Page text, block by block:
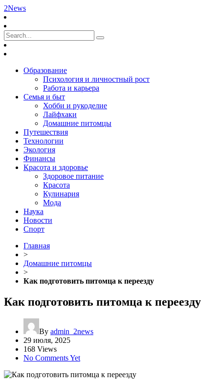
2News
Образование
Психология и личностный рост
Работа и карьера
Семья и быт
Хобби и рукоделие
Лайфхаки
Домашние питомцы
Путешествия
Технологии
Экология
Финансы
Красота и здоровье
Здоровое питание
Красота
Кулинария
Мода
Наука
Новости
Спорт
Главная
>
Домашние питомцы
>
Как подготовить питомца к переезду
Как подготовить питомца к переезду
By admin_2news
29 июля, 2025
168 Views
No Comments Yet